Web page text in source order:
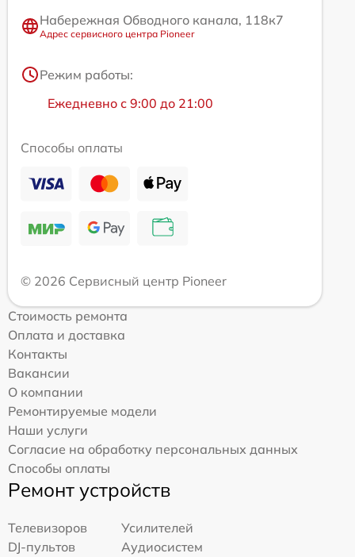
Набережная Обводного канала, 118к7
Адрес сервисного центра Pioneer
Режим работы:
Ежедневно с 9:00 до 21:00
Способы оплаты
© 2026 Сервисный центр Pioneer
Стоимость ремонта
Оплата и доставка
Контакты
Вакансии
О компании
Ремонтируемые модели
Наши услуги
Согласие на обработку персональных данных
Способы оплаты
Ремонт устройств
Телевизоров
Усилителей
DJ-пультов
Аудиосистем